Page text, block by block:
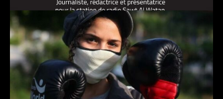
OLA AL-DAHDOUH, journaliste
18 octobre 2024